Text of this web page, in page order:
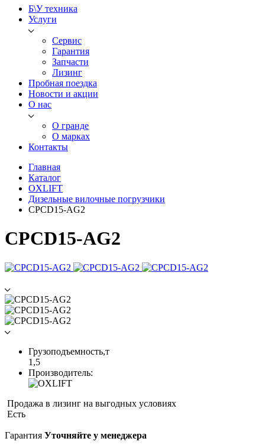
Б\У техника
Услуги
Сервис
Гарантия
Запчасти
Лизинг
Пробная поездка
Новости и акции
О нас
О гранде
О марках
Контакты
Главная
Каталог
OXLIFT
Дизельные вилочные погрузчики
CPCD15-AG2
CPCD15-AG2
Грузоподъемность,т
1,5
Производитель:
Продажа в лизинг на выгодных условиях
Есть
Гарантия Уточняйте у менеджера